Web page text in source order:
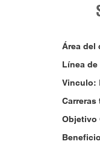
Área del
Línea
Vinculo:
Objetivo